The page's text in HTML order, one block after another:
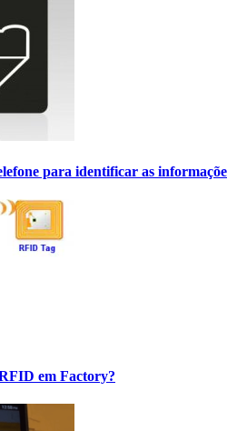
para identificar as
em Factory?